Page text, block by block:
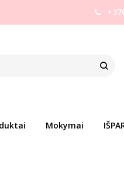
Mokymai
Pagal gamintoją Zola